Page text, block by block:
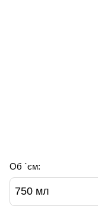
Об `єм:
750 мл